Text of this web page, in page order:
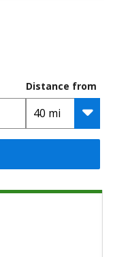
Distance from